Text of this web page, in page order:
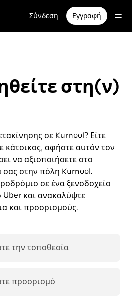
Σύνδεση Εγγραφή
στη(ν)
σε Kurnool? Είτε
κάτοικος, αφήστε αυτόν τον
να αξιοποιήσετε στο
σας στην πόλη Kurnool.
σε ένα ξενοδοχείο
και ανακαλύψτε
και προορισμούς.
την τοποθεσία
προορισμό